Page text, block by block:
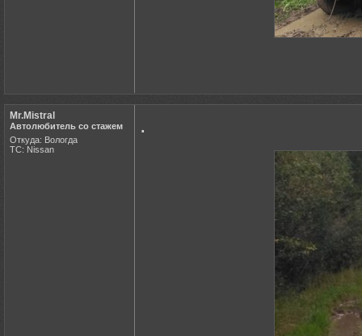
Mr.Mistral
Автолюбитель со стажем
Откуда: Вологда
ТС: Nissan
.